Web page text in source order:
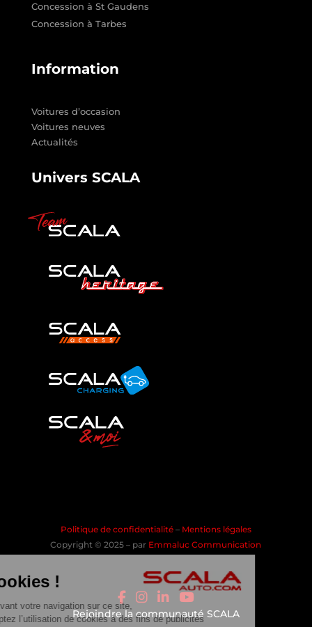
Concession à St Gaudens
Concession à Tarbes
Information
Voitures d’occasion
Voitures neuves
Actualités
Univers SCALA
Politique de confidentialité – Mentions légales
Copyright © 2025 – par Emmaluc Communication
Rejoindre la communauté SCALA
les Cookies !
En poursuivant votre navigation sur ce site,
vous acceptez l’utilisation de cookies à des fins de publicités